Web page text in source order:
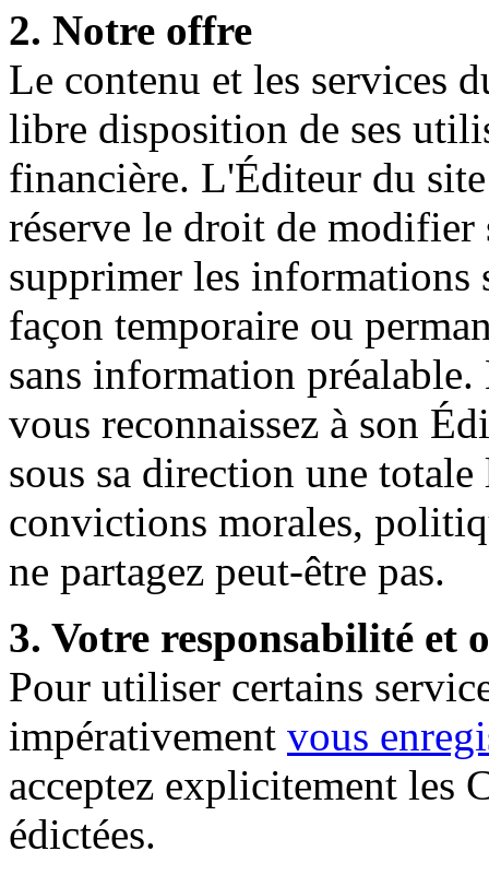
2. Notre offre
Le contenu et les services
libre disposition de ses
financière. L'Éditeur du
réserve le droit de modifier
supprimer les informations
façon temporaire ou
sans information préalable.
vous reconnaissez à son
sous sa direction une
convictions morales,
ne partagez peut-être pas.
3. Votre responsabilité et
Pour utiliser certains
impérativement vous
acceptez explicitement
édictées.